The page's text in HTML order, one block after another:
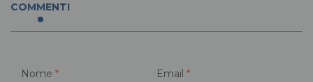
COMMENTI
Nome * Email *